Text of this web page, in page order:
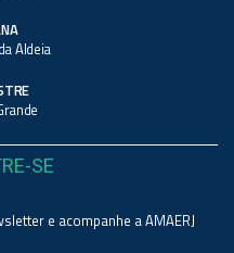
Aldeia
SE
e acompanhe a AMAERJ